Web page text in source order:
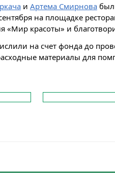
и Артема Смирнова
на площадке
«Мир красоты» и
на счет фонда до
материалы для